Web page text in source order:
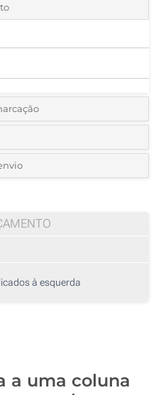
cores do logotipo:
à esquerda
a uma coluna